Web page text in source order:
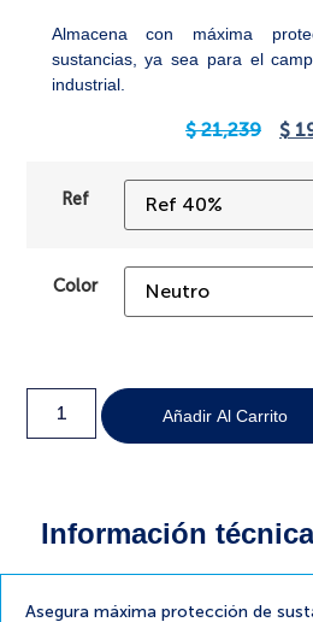
Almacena con máxima
sustancias, ya sea para el
industrial.
$21,239 $
Ref
Color
Añadir Al Carrito
Información
Asegura máxima protección de